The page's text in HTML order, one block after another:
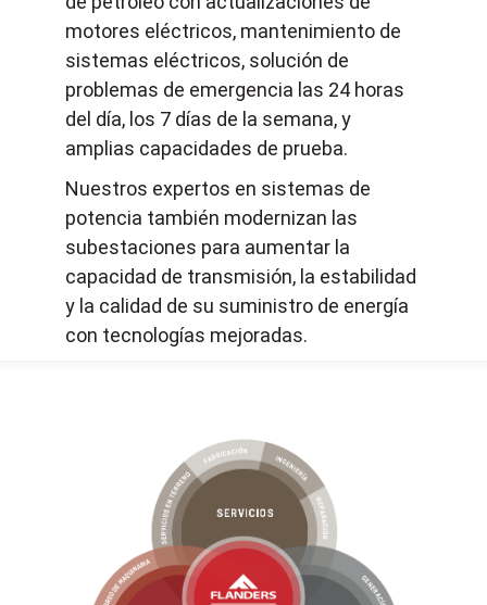
motores eléctricos, mantenimiento de
sistemas eléctricos, solución de
problemas de emergencia las 24 horas
del día, los 7 días de la semana, y
amplias capacidades de prueba.
Nuestros expertos en sistemas de
potencia también modernizan las
subestaciones para aumentar la
capacidad de transmisión, la estabilidad
y la calidad de su suministro de energía
con tecnologías mejoradas.